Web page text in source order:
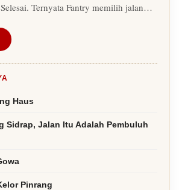
Ternyata Fantry memilih jalan…
Haus
Sidrap, Jalan Itu Adalah Pembuluh
Pinrang